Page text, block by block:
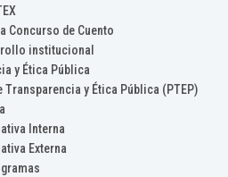
Concurso de Cuento
institucional
y Ética Pública
Transparencia y Ética Pública (PTEP)
Interna
Externa